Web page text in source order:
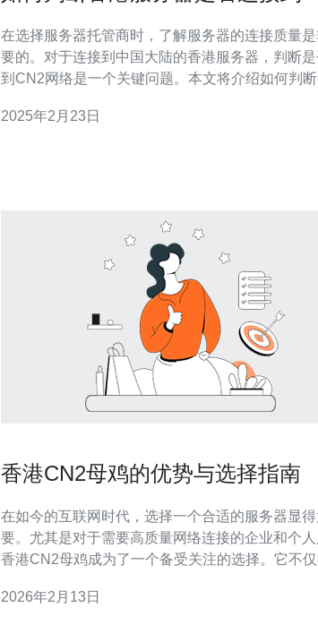
在选择服务器托管商时，了解服务器的连接质量
要的。对于连接到中国大陆的香港服务器，判断
到CN2网络是一个关键问题。本文将介绍如何判
络是由中国电信推出的一种高速网络服务。相比于
2025年2月23日
香港CN2母鸡的优势与选择指南
在如今的互联网时代，选择一个合适的服务器显
要。尤其是对于需要高质量网络连接的企业和个人
香港CN2母鸡成为了一个备受关注的选择。它不
您详细介绍香港CN2母鸡的优势，以及如何选择适
2026年2月13日